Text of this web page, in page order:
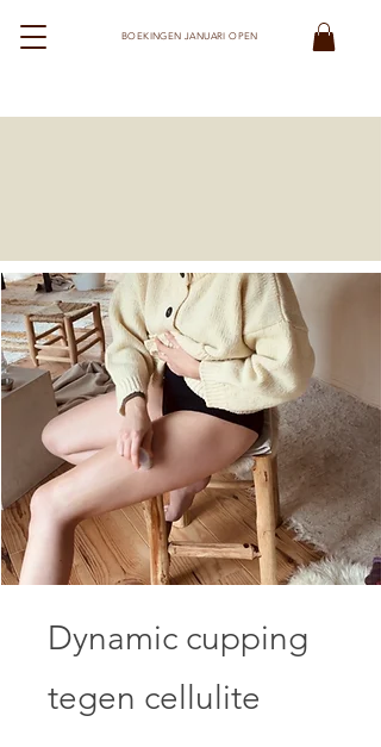
BOEKINGEN JANUARI OPEN
Dynamic cupping
tegen cellulite